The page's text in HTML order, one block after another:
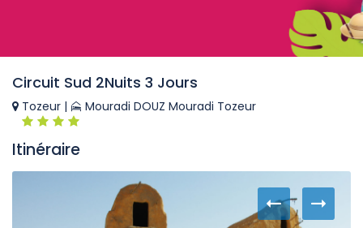
Circuit Sud 2Nuits 3 Jours
Tozeur | Mouradi DOUZ Mouradi Tozeur
Itinéraire